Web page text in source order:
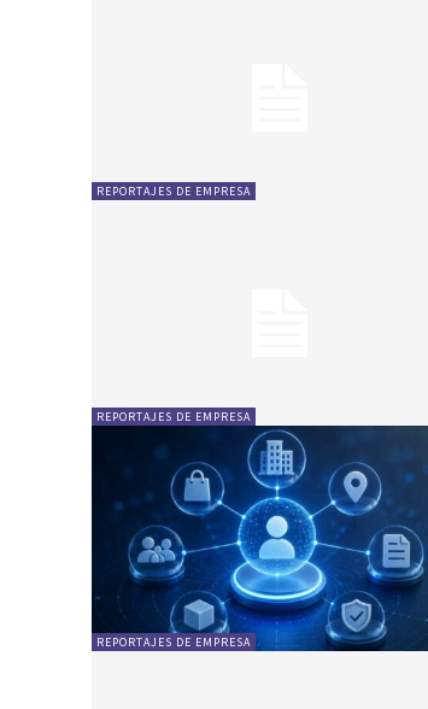
REPORTAJES DE EMPRESA
REPORTAJES DE EMPRESA
REPORTAJES DE EMPRESA